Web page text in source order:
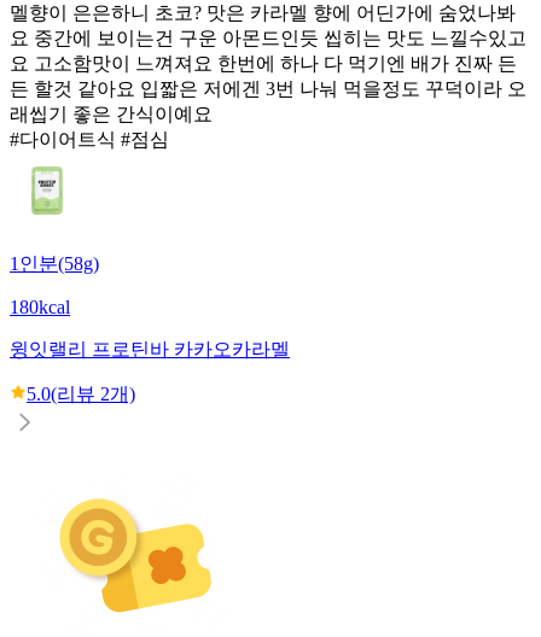
멜향이 은은하니 초코? 맛은 카라멜 향에 어딘가에 숨었나봐
요 중간에 보이는건 구운 아몬드인듯 씹히는 맛도 느낄수있고
요 고소함맛이 느껴져요 한번에 하나 다 먹기엔 배가 진짜 든
든 할것 같아요 입짧은 저에겐 3번 나눠 먹을정도 꾸덕이라 오
래씹기 좋은 간식이예요
#다이어트식 #점심
1인분(58g)
180kcal
윙잇랠리 프로틴바 카카오카라멜
5.0(리뷰 2개)